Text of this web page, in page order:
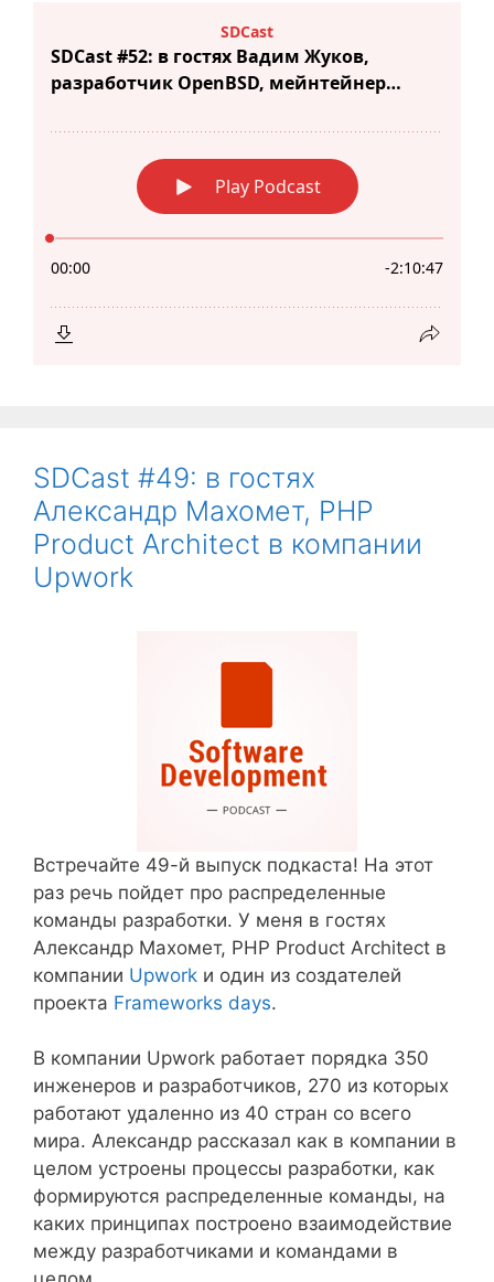
SDCast #49: в гостях
Александр Махомет, PHP
Product Architect в компании
Upwork
Встречайте 49-й выпуск подкаста! На этот
раз речь пойдет про распределенные
команды разработки. У меня в гостях
Александр Махомет, PHP Product Architect в
компании Upwork и один из создателей
проекта Frameworks days.
В компании Upwork работает порядка 350
инженеров и разработчиков, 270 из которых
работают удаленно из 40 стран со всего
мира. Александр рассказал как в компании в
целом устроены процессы разработки, как
формируются распределенные команды, на
каких принципах построено взаимодействие
между разработчиками и командами в